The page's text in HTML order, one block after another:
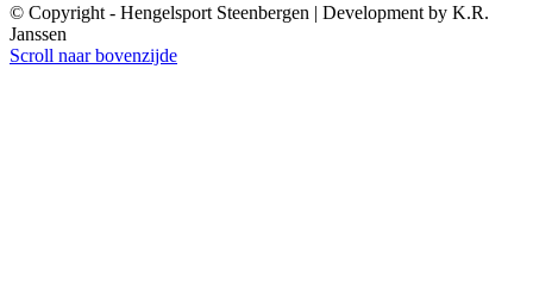
© Copyright - Hengelsport Steenbergen | Development by K.R.
Janssen
Scroll naar bovenzijde